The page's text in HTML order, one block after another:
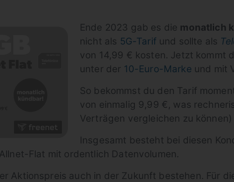
Ende 2023 gab es die monatlich
nicht als 5G-Tarif und sollte als
von 14,99 € kosten. Jetzt kommt
unter der 10-Euro-Marke und mit
So bekommst du den Tarif
von einmalig 9,99 €, was
Verträgen vergleichen zu
Insgesamt besteht bei diesen
Flat mit ordentlich Datenvolumen.
Aktionspreis auch in der Zukunft bestehen. Für